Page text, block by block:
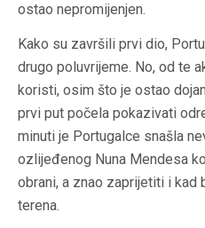
ostao nepromijenjen.
Kako su završili prvi dio,
drugo poluvrijeme. No, od te
koristi, osim što je ostao
prvi put počela pokazivati
minuti je Portugalce snašla
ozlijeđenog Nuna Mendesa
obrani, a znao zaprijetiti i kad
terena.